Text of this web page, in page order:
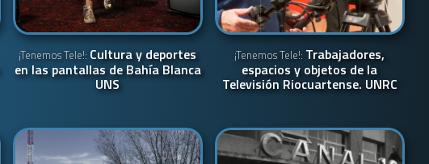
¡Tenemos Tele!: Cultura y deportes
en las pantallas de Bahía Blanca
UNS
¡Tenemos Tele!: Trabajadores,
espacios y objetos de la
Televisión Riocuartense. UNRC